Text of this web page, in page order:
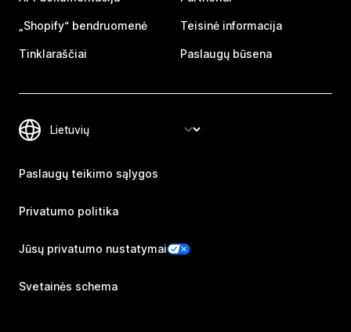
„Shopify“ bendruomenė
Tinklaraščiai
Teisinė informacija
Paslaugų būsena
Paslaugų teikimo sąlygos
Privatumo politika
Jūsų privatumo nustatymai
Svetainės schema